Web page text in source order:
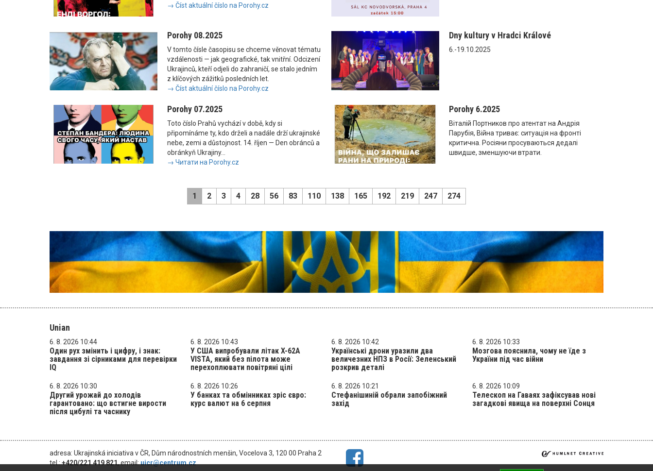
→ Číst aktuální číslo na Porohy.cz
Porohy 08.2025
V tomto čísle časopisu se chceme věnovat tématu
vzdálenosti — jak geografické, tak vnitřní. Odcizení
Ukrajinců, kteří odjeli do zahraničí, se stalo jedním
z klíčových zážitků posledních let.
→ Číst aktuální číslo na Porohy.cz
Dny kultury v Hradci Králové
6.-19.10.2025
Porohy 07.2025
Toto číslo Prahů vychází v době, kdy si
připomínáme ty, kdo drželi a nadále drží ukrajinské
nebe, zemi a důstojnost. 14. říjen — Den obránců a
obránkyň Ukrajiny...
→ Читати на Porohy.cz
Porohy 6.2025
Віталій Портников про атентат на Андрія
Парубія, Війна триває: ситуація на фронті
критична. Росіяни просуваються дедалі
швидше, зменшуючи втрати.
1 2 3 4 28 56 83 110 138 165 192 219 247 274
Unian
6. 8. 2026 10:44
Один рух змінить і цифру, і знак:
завдання зі сірниками для перевірки
IQ
6. 8. 2026 10:43
У США випробували літак X-62A
VISTA, який без пілота може
перехоплювати повітряні цілі
6. 8. 2026 10:42
Українські дрони уразили два
величезних НПЗ в Росії: Зеленський
розкрив деталі
6. 8. 2026 10:33
Мозгова пояснила, чому не їде з
України під час війни
6. 8. 2026 10:30
Другий урожай до холодів
гарантовано: що встигне вирости
після цибулі та часнику
6. 8. 2026 10:26
У банках та обмінниках зріс євро:
курс валют на 6 серпня
6. 8. 2026 10:21
Стефанішиній обрали запобіжний
захід
6. 8. 2026 10:09
Телескоп на Гаваях зафіксував нові
загадкові явища на поверхні Сонця
adresa: Ukrajinská iniciativa v ČR, Dům národnostních menšin, Vocelova 3, 120 00 Praha 2
tel.:+420/221 419 821, email:uicr@centrum.cz